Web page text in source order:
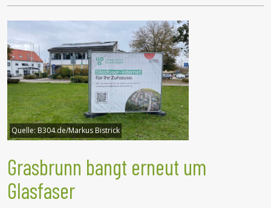
Quelle: B304.de/Markus Bistrick
Grasbrunn bangt erneut um
Glasfaser